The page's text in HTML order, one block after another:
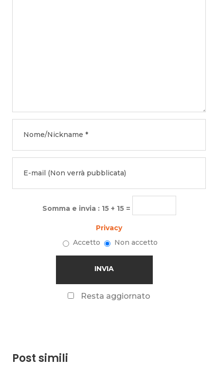
Somma e invia : 15 + 15 =
Privacy
Accetto
Non accetto
Resta aggiornato
Post simili